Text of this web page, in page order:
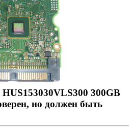
300GB
но должен быть